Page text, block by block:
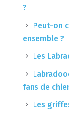
?
Peut-on
ensemble ?
Les
fans de
Les